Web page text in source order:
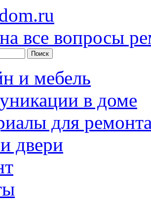
все вопросы
и мебель
в доме
для
двери